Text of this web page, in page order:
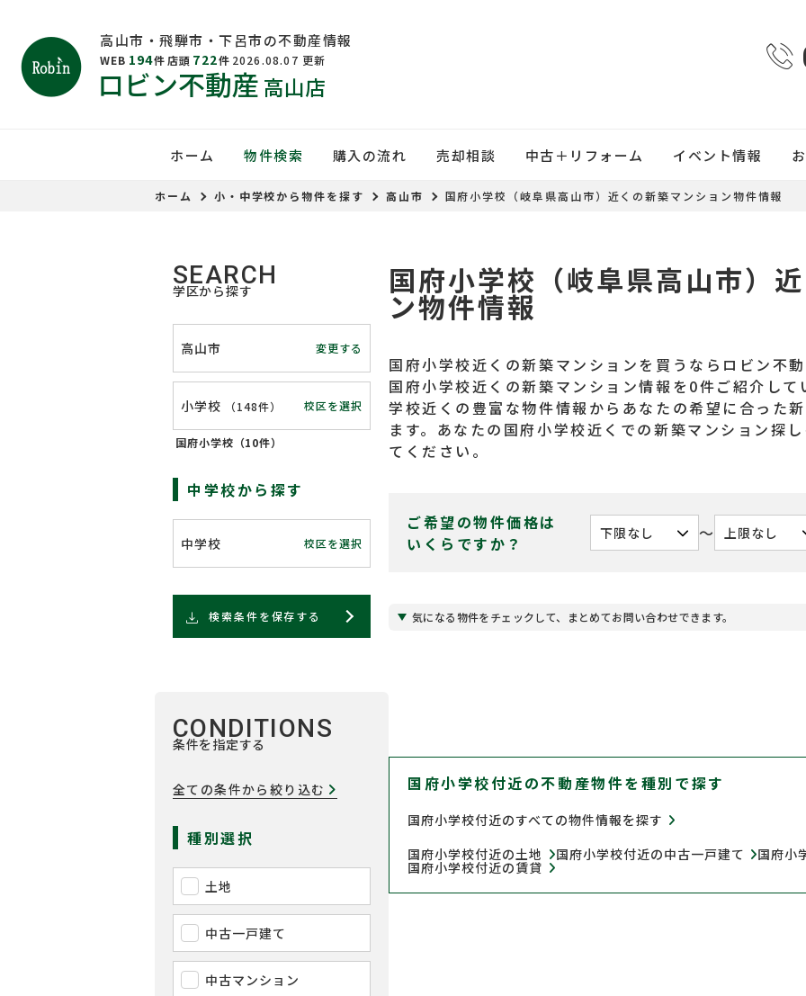
高山市・飛騨市・下呂市の不動産情報
WEB 194件 店頭 722件 2026.08.07 更新
ロビン不動産 高山店
ホーム 物件検索 購入の流れ 売却相談 中古＋リフォーム イベント情報
ホーム 小・中学校から物件を探す 高山市 国府小学校（岐阜県高山市）近くの新築マンション物件情報
国府小学校（岐阜県高山市）
ン物件情報
国府小学校近くの新築マンションを買うならロビン不
国府小学校近くの新築マンション情報を0件ご紹介し
学校近くの豊富な物件情報からあなたの希望に合った
ます。あなたの国府小学校近くでの新築マンション探
てください。
ご希望の物件価格は
いくらですか？
〜
気になる物件をチェックして、まとめてお問い合わせできます。
国府小学校付近の不動産物件を種別で探す
国府小学校付近のすべての物件情報を探す
国府小学校付近の土地
国府小学校付近の中古一戸建て 国府小
国府小学校付近の賃貸
SEARCH
学区から探す
高山市 変更する
小学校 （148件） 校区を選択
国府小学校（10件）
中学校から探す
中学校 校区を選択
検索条件を保存する
CONDITIONS
条件を指定する
全ての条件から絞り込む
種別選択
土地
中古一戸建て
中古マンション